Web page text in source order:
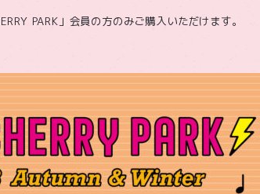
PARK」会員の方のみご購入いただけます。